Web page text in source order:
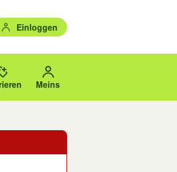
Einloggen
auswählen.
mit den Pfeiltasten nach oben/
PLZ. Meins